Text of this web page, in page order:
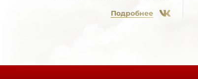
Подробнее